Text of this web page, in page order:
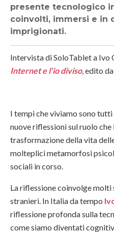
presente tecnologico
coinvolti, immersi e in
imprigionati.
Intervista di SoloTablet a
Internet e l'io diviso, edito
I tempi che viviamo sono
nuove riflessioni sul ruolo
trasformazione della vita
molteplici metamorfosi
sociali in corso.
La riflessione coinvolge molti
stranieri. In Italia da tempo
riflessione profonda sulla
come siamo diventati